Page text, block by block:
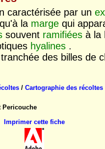
caractérisée par un
la marge qui
souvent ramifiées à la
hyalines .
tranchée des billes de
/Cartographie des récoltes
Pericouche
Imprimer cette fiche